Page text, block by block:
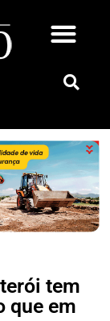
tem
que em